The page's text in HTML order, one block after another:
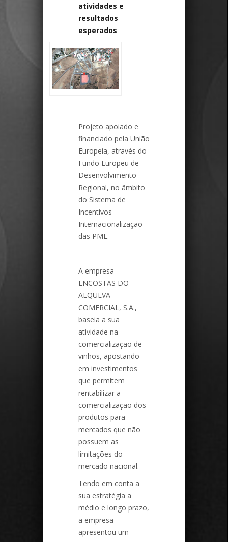
atividades e
resultados
esperados
Projeto apoiado e
financiado pela União
Europeia, através do
Fundo Europeu de
Desenvolvimento
Regional, no âmbito
do Sistema de
Incentivos
Internacionalização
das PME.
A empresa
ENCOSTAS DO
ALQUEVA
COMERCIAL, S.A.,
baseia a sua
atividade na
comercialização de
vinhos, apostando
em investimentos
que permitem
rentabilizar a
comercialização dos
produtos para
mercados que não
possuem as
limitações do
mercado nacional.
Tendo em conta a
sua estratégia a
médio e longo prazo,
a empresa
apresentou um